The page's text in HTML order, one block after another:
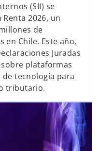
(SII) se
2026, un
de
en Chile. Este año,
Juradas
sobre plataformas
tecnología para
tributario.